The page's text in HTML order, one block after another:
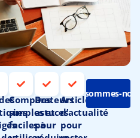
Comparateurs
simples et
faciles à
Des
astuces
pour
Articles
d’actualité
pour
Qui sommes-